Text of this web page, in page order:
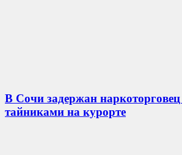
В Сочи задержан
тайниками на курорте